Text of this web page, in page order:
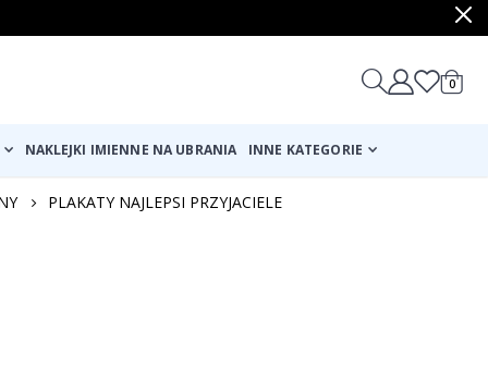
Cart
0
NAKLEJKI IMIENNE NA UBRANIA INNE KATEGORIE
PLAKATY NAJLEPSI PRZYJACIELE